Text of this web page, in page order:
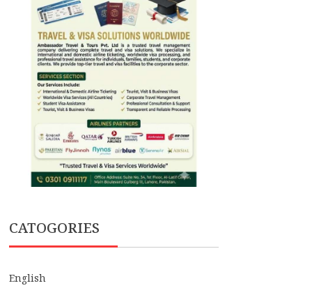
CATOGORIES
English